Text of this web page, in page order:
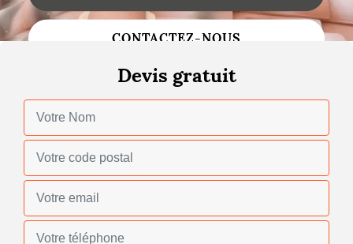
Changement de toiture
Gouttières
Réparation de toiture
CONTACTEZ-NOUS
Devis gratuit